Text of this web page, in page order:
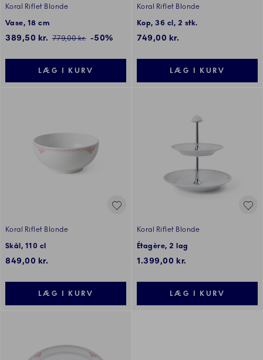
Koral Riflet Blonde
Vase, 18 cm
Rabatpris:
389,50 kr. Pris:
779,00 kr. -50%
LÆG I KURV
Koral Riflet Blonde
Kop, 36 cl, 2 stk.
749,00 kr.
LÆG I KURV
Koral Riflet Blonde
Skål, 110 cl
849,00 kr.
LÆG I KURV
Koral Riflet Blonde
Étagère, 2 lag
1.399,00 kr.
LÆG I KURV